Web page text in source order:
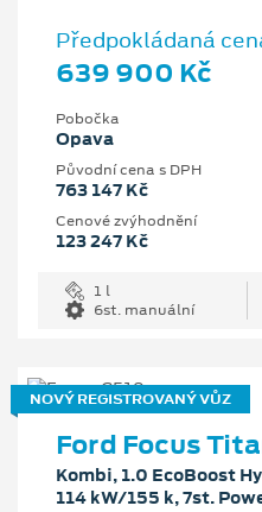
Předpokládaná
639 900 Kč
Pobočka
Opava
Původní cena s DPH
763 147 Kč
Cenové zvýhodnění
123 247 Kč
1 l
6st. manuální
NOVÝ REGISTROVANÝ VŮZ
Ford Focus
Kombi, 1.0 EcoBoost
114 kW/155 k, 7st.